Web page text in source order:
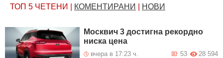
ТОП 5 ЧЕТЕНИ КОМЕНТИРАНИ НОВИ
Москвич 3 достигна рекордно
ниска цена
вчера в 17:23 ч. 28 594
53